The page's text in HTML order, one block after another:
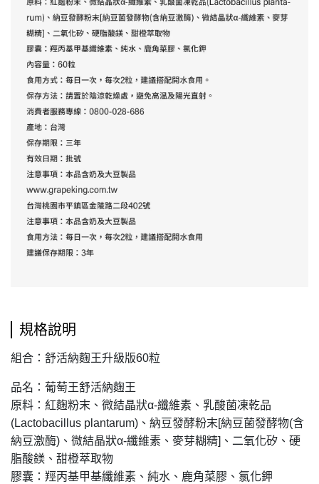
規格說明
組合：舒活納麴王升級版60粒
品名：葡萄王舒活納麴王
原料：紅麴粉末、微結晶狀α-纖維素、乳酸菌凍乾品
(Lactobacillus plantarum)、納豆發酵粉末[納豆菌發酵物(含
納豆激酶)、微結晶狀α-纖維素、麥芽糊精]、二氧化矽、硬
脂酸鎂、甜橙萃取物
膠囊：羥丙基甲基纖維素、純水、鹿角菜膠、氯化鉀